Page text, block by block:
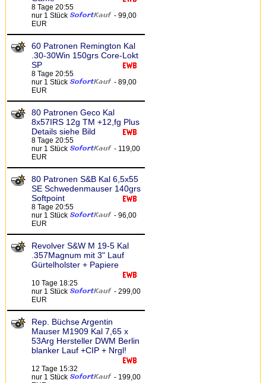
8 Tage 20:55
nur 1 Stück
- 99,00
EUR
60 Patronen Remington Kal
.30-30Win 150grs Core-Lokt
SP
8 Tage 20:55
nur 1 Stück
- 89,00
EUR
80 Patronen Geco Kal
8x57IRS 12g TM +12,fg Plus
Details siehe Bild
8 Tage 20:55
nur 1 Stück
- 119,00
EUR
80 Patronen S&B Kal 6,5x55
SE Schwedenmauser 140grs
Softpoint
8 Tage 20:55
nur 1 Stück
- 96,00
EUR
Revolver S&W M 19-5 Kal
.357Magnum mit 3" Lauf
Gürtelholster + Papiere
10 Tage 18:25
nur 1 Stück
- 299,00
EUR
Rep. Büchse Argentin
Mauser M1909 Kal 7,65 x
53Arg Hersteller DWM Berlin
blanker Lauf +CIP + Nrgl!
12 Tage 15:32
nur 1 Stück
- 199,00